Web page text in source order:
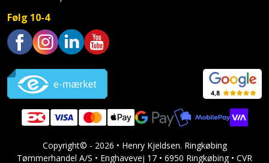
Lofttrapper
Murbinder
Murpap
og
murfolie
og
hobbykniv
Koben
Kridtsnor
Lærlingesæt
Landmålerstok
Dyksav
Excentersliber
Excenterslibertilbehør
Fedtsprøjte
Flamingoskærer
Vertikalskærer
/
mosfjerner
Vinduesvasker
og
have
Fuglefoderhus
Garderobe
opbevaring
Gavekort
Følg 10-4
Copyright© - 2026 • Henry Kjeldsen. Ringkøbing
Tømmerhandel A/S • Enghavevej 17 • 6950 Ringkøbing • CVR